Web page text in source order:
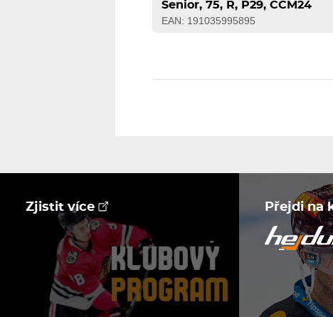
Senior, 75, R, P29, CCM24
EAN: 191035995895
Zjistit více Přejdi